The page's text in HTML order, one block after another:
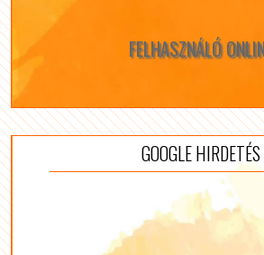
FELHASZNÁLÓ
GOOGLE HIRDETÉS